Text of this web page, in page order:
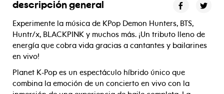
descripción general
Experimente la música de KPop Demon Hunters, BTS,
Huntr/x, BLACKPINK y muchos más. ¡Un tributo lleno de
energía que cobra vida gracias a cantantes y bailarines
en vivo!
Planet K-Pop es un espectáculo híbrido único que
combina la emoción de un concierto en vivo con la